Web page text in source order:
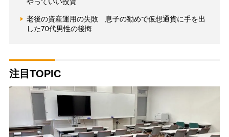
老後の資産運用の失敗 息子の勧めで仮想通貨に手を出
した70代男性の後悔
注目TOPIC